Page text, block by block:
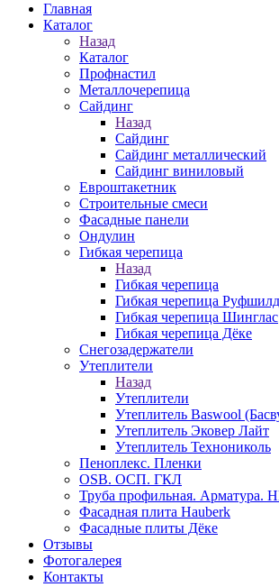
Главная
Каталог
Назад
Каталог
Профнастил
Металлочерепица
Сайдинг
Назад
Сайдинг
Сайдинг металлический
Сайдинг виниловый
Евроштакетник
Строительные смеси
Фасадные панели
Ондулин
Гибкая черепица
Назад
Гибкая черепица
Гибкая черепица Руфшилд
Гибкая черепица Шинглас
Гибкая черепица Дёке
Снегозадержатели
Утеплители
Назад
Утеплители
Утеплитель Baswool
Утеплитель Эковер Лайт
Утеплитель Технониколь
Пеноплекс. Пленки
OSB. ОСП. ГКЛ
Труба профильная. Арматура.
Фасадная плита Hauberk
Фасадные плиты Дёке
Отзывы
Фотогалерея
Контакты